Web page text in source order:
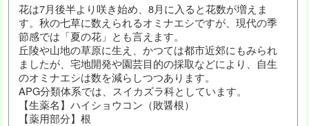
花は7月後半より咲き始め、8月に入ると花数が増えま
す。秋の七草に数えられるオミナエシですが、現代の季
節感では「夏の花」とも言えます。
丘陵や山地の草原に生え、かつては都市近郊にもみられ
ましたが、宅地開発や園芸目的の採取などにより、自生
のオミナエシは数を減らしつつあります。
APG分類体系では、スイカズラ科としています。
【生薬名】ハイショウコン（敗醤根）
【薬用部分】根